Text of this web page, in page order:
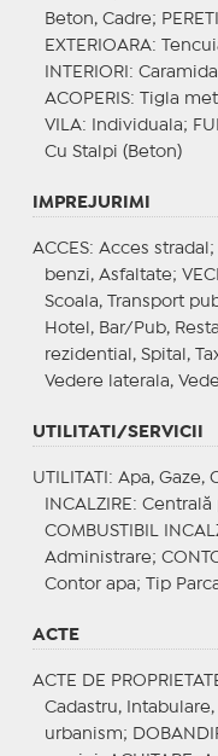
Beton, Cadre;
EXTERIOARA:
INTERIORI :
ACOPERIS: Tigla
VILA: Individuala;
Cu Stalpi (Beton)
IMPREJURIMI
ACCES: Acces stradal;
benzi, Asfaltate;
Scoala, Transport
Hotel, Bar/Pub,
rezidential, Spital,
Vedere laterala,
UTILITATI/SERVICII
UTILITATI : Apa, Gaze,
INCALZIRE : Centrală
COMBUSTIBIL
Administrare;
Contor apa;
Tip
ACTE
ACTE DE
Cadastru,
urbanism;